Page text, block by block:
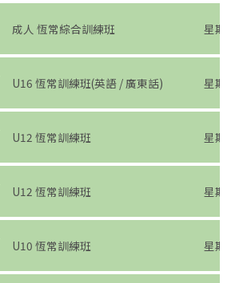
成人 恆常綜合訓練班 星期
U16 恆常訓練班(英語 / 廣東話) 星期
U12 恆常訓練班 星期
U12 恆常訓練班 星期
U10 恆常訓練班 星期